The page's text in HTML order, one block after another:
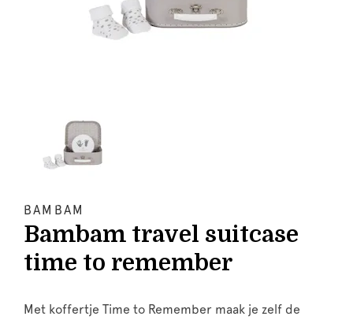
BAMBAM
Bambam travel suitcase
time to remember
Met koffertje Time to Remember maak je zelf de